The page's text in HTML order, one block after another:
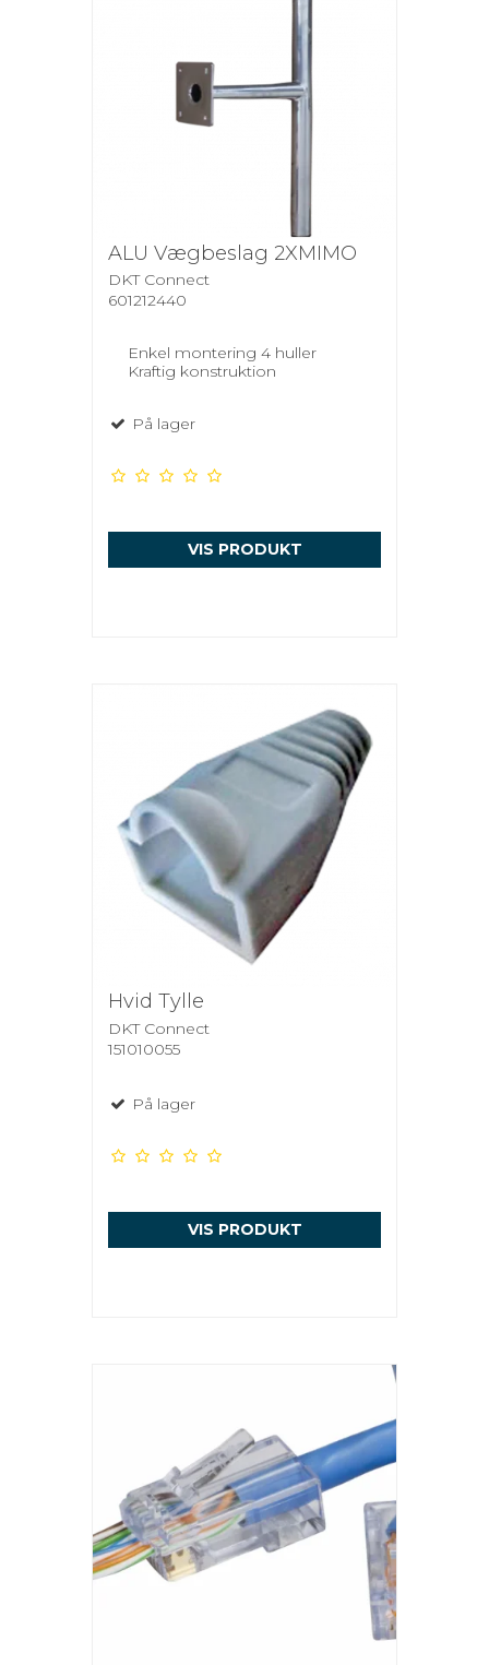
ALU Vægbeslag 2XMIMO
DKT Connect
601212440
Enkel montering 4 huller
Kraftig konstruktion
På lager
VIS PRODUKT
Hvid Tylle
DKT Connect
151010055
På lager
VIS PRODUKT